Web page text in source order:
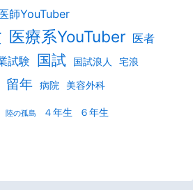
師YouTuber
医療系YouTuber 医者
試験 国試 国試浪人 宅浪
留年 病院 美容外科
陸の孤島 ４年生 ６年生